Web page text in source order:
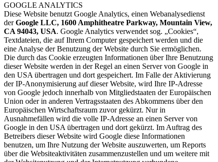
GOOGLE ANALYTICS
Diese Website benutzt Google Analytics, einen Webanalysedienst
derGoogle LLC, 1600 Amphitheatre Parkway, Mountain View,
CA 94043, USA. Google Analytics verwendet sog. „Cookies“,
Textdateien, die auf Ihrem Computer gespeichert werden und die
eine Analyse der Benutzung der Website durch Sie ermöglichen.
Die durch das Cookie erzeugten Informationen über Ihre Benutzung
dieser Website werden in der Regel an einen Server von Google in
den USA übertragen und dort gespeichert. Im Falle der Aktivierung
der IP-Anonymisierung auf dieser Website, wird Ihre IP-Adresse
von Google jedoch innerhalb von Mitgliedstaaten der Europäischen
Union oder in anderen Vertragsstaaten des Abkommens über den
Europäischen Wirtschaftsraum zuvor gekürzt. Nur in
Ausnahmefällen wird die volle IP-Adresse an einen Server von
Google in den USA übertragen und dort gekürzt. Im Auftrag des
Betreibers dieser Website wird Google diese Informationen
benutzen, um Ihre Nutzung der Website auszuwerten, um Reports
über die Websiteaktivitäten zusammenzustellen und um weitere mit